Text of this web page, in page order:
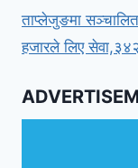
ताप्लेजुङमा
हजारले लिए